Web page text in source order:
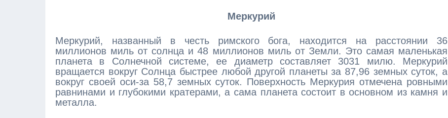
Меркурий
Меркурий, названный в честь римского бога, находится на расстоянии 36
миллионов миль от солнца и 48 миллионов миль от Земли. Это самая маленькая
планета в Солнечной системе, ее диаметр составляет 3031 милю. Меркурий
вращается вокруг Солнца быстрее любой другой планеты за 87,96 земных суток, а
вокруг своей оси-за 58,7 земных суток. Поверхность Меркурия отмечена ровными
равнинами и глубокими кратерами, а сама планета состоит в основном из камня и
металла.